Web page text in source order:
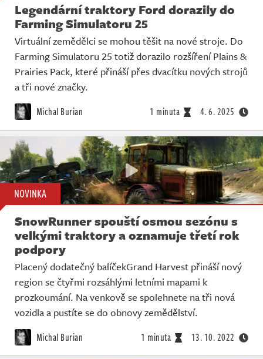
Legendární traktory Ford dorazily do
Farming Simulatoru 25
Virtuální zemědělci se mohou těšit na nové stroje. Do
Farming Simulatoru 25 totiž dorazilo rozšíření Plains &
Prairies Pack, které přináší přes dvacítku nových strojů
a tři nové značky.
Michal Burian 1 minuta 4. 6. 2025
NOVINKA
SnowRunner spouští osmou sezónu s
velkými traktory a oznamuje třetí rok
podpory
Placený dodatečný balíčekGrand Harvest přináší nový
region se čtyřmi rozsáhlými letními mapami k
prozkoumání. Na venkově se spolehnete na tři nová
vozidla a pustíte se do obnovy zemědělství.
Michal Burian 1 minuta 13. 10. 2022